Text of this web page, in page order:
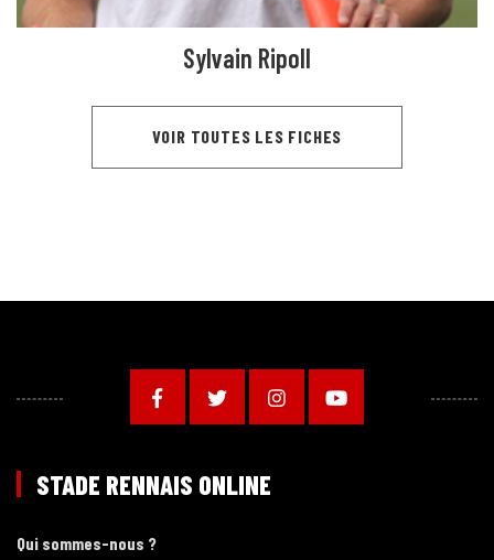
Sylvain Ripoll
VOIR TOUTES LES FICHES
STADE RENNAIS ONLINE
Qui sommes-nous ?